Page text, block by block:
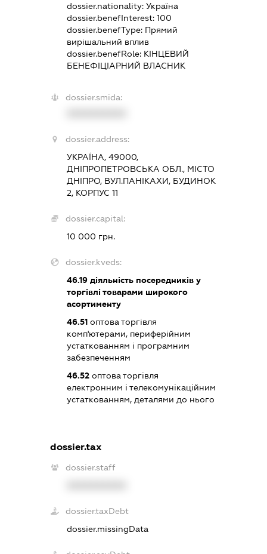
dossier.nationality:Україна
dossier.benefInterest:100
dossier.benefType: Прямий
вирішальний вплив
dossier.benefRole: КІНЦЕВИЙ
БЕНЕФІЦІАРНИЙ ВЛАСНИК
dossier.smida:
dossier.address:
УКРАЇНА, 49000,
ДНІПРОПЕТРОВСЬКА ОБЛ., МІСТО
ДНІПРО, ВУЛ.ПАНІКАХИ, БУДИНОК
2, КОРПУС 11
dossier.capital:
10 000 грн.
dossier.kveds:
46.19 діяльність посередників у
торгівлі товарами широкого
асортименту
46.51 оптова торгівля
комп'ютерами, периферійним
устаткованням і програмним
забезпеченням
46.52 оптова торгівля
електронним і телекомунікаційним
устаткованням, деталями до нього
dossier.tax
dossier.staff
dossier.taxDebt
dossier.missingData